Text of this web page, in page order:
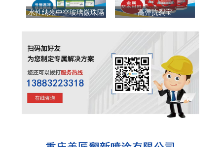
水性纳米中空玻璃微珠隔
高弹抗裂宝